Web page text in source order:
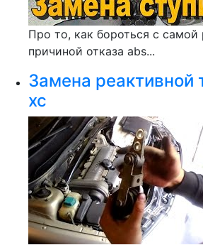
Про то, как бороться с самой
причиной отказа abs...
Замена реактивной
хс